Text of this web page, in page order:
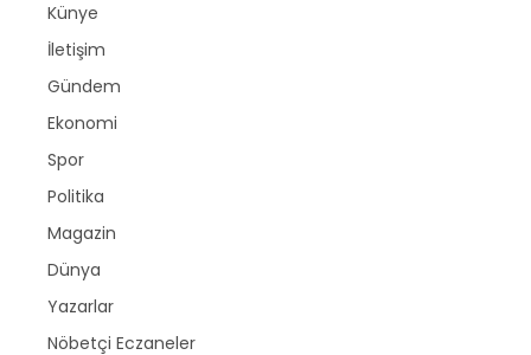
Künye
İletişim
Gündem
Ekonomi
Spor
Politika
Magazin
Dünya
Yazarlar
Nöbetçi Eczaneler